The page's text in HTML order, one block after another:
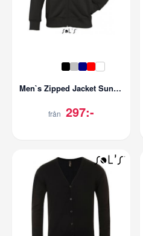
Men`s Zipped Jacket Sundae
från 297:-